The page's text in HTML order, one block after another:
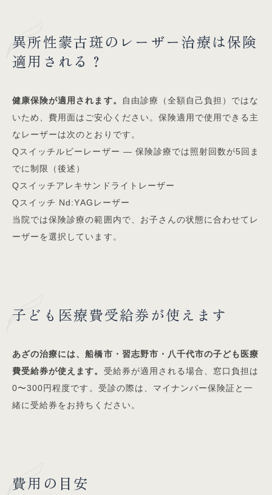
異所性蒙古斑のレーザー治療は保険
適用される？
健康保険が適用されます。
自由診療（全額自己負担）ではな
いため、費用面はご安心ください。保険適用で使用できる主
なレーザーは次のとおりです。
Qスイッチルビーレーザー — 保険診療では照射回数が5回ま
でに制限（後述）
Qスイッチアレキサンドライトレーザー
Qスイッチ Nd:YAGレーザー
当院では保険診療の範囲内で、お子さんの状態に合わせてレ
ーザーを選択しています。
子ども医療費受給券が使えます
あざの治療には、船橋市・習志野市・八千代市の子ども医療
費受給券が使えます。 受給券が適用される場合、窓口負担は
0〜300円程度です。受診の際は、マイナンバー保険証と一
緒に受給券をお持ちください。
費用の目安